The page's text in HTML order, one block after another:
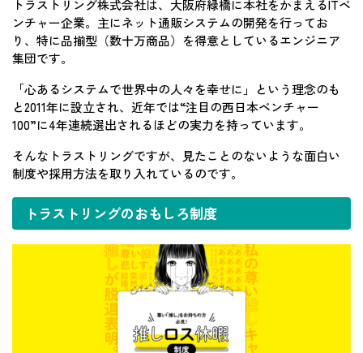
トラストリング株式会社は、大阪府緑橋に本社をかまえるITベ
ンチャー企業。主にネット通販システムの開発を行ってお
り、特に品揃型（数十万商品）を得意としているエンジニア
集団です。
「心あるシステムで世界中の人々を幸せに」という理念のも
と2011年に設立され、近年では“注目の西日本ベンチャー
100”に4年連続選出されるほどの実力を持っています。
そんなトラストリングですが、見たことのないような面白い
制度や採用方法を取り入れているのです。
トラストリングのおもしろ制度